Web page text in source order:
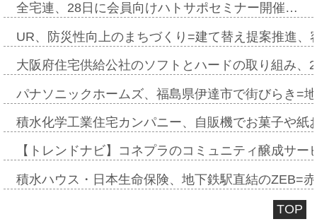
全宅連、28日に会員向けハトサポセミナー開催…
UR、防災性向上のまちづくり=建て替え提案推進
大阪府住宅供給公社のソフトとハードの取り組み
パナソニックホームズ、福島県伊達市で街びらき=
積水化学工業住宅カンパニー、自販機でお菓子や
【トレンドナビ】コネプラのコミュニティ醸成サ
積水ハウス・日本生命保険、地下鉄駅直結のZEB=
TOP